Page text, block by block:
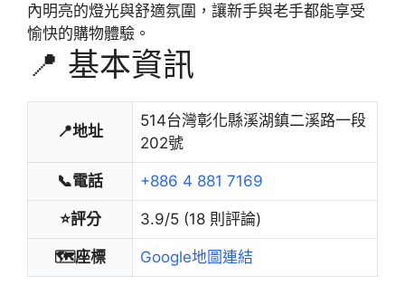
內明亮的燈光與舒適氛圍，讓新手與老手都能享受
愉快的購物體驗。
📍 基本資訊
📍地址
514台灣彰化縣溪湖鎮二溪路一段
202號
📞電話 +886 4 881 7169
⭐評分 3.9/5 (18 則評論)
🗺️座標 Google地圖連結